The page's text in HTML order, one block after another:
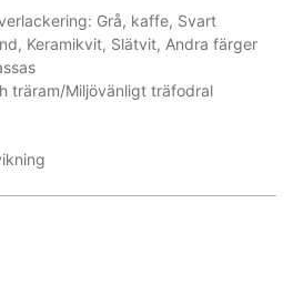
Grå, kaffe, Svart
Keramikvit, Slätvit, Andra färger
träram/Miljövänligt träfodral